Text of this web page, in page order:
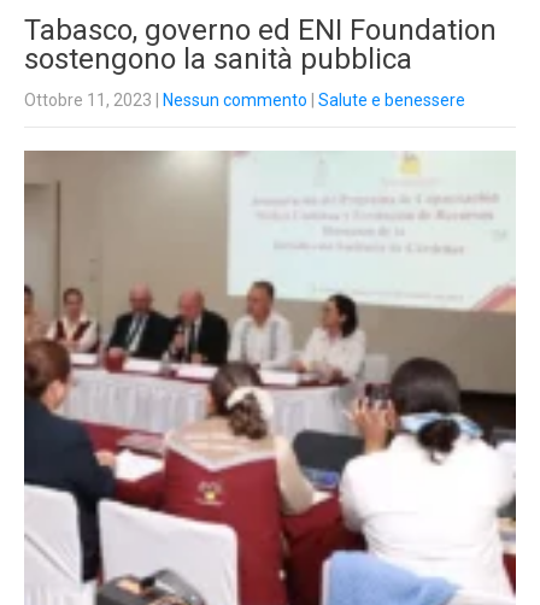
Tabasco, governo ed ENI Foundation
sostengono la sanità pubblica
Ottobre 11, 2023 Nessun commento Salute e benessere